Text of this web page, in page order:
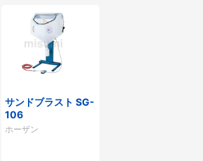
サンドブラスト SG-
106
ホーザン